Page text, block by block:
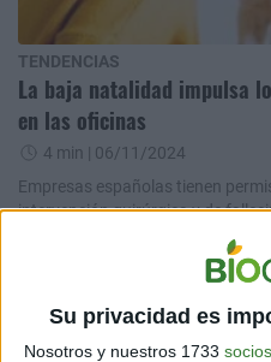
Su privacidad es
Nosotros y nuestros 1733 socios
TENDENCIAS
La baja natalidad impulsa
en las oficinas
4 min | 06/11/2024
Empresas españolas tienen
intervención quirúrgica y de